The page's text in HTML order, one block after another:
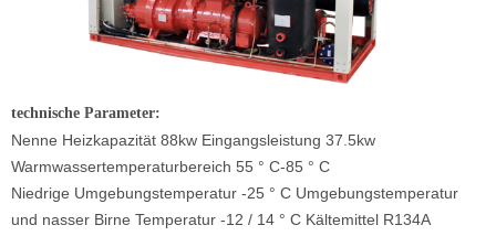
technische Parameter:
Nenne Heizkapazität 88kw Eingangsleistung 37.5kw
Warmwassertemperaturbereich 55 ° C-85 ° C
Niedrige Umgebungstemperatur -25 ° C Umgebungstemperatur
und nasser Birne Temperatur -12 / 14 ° C Kältemittel R134A